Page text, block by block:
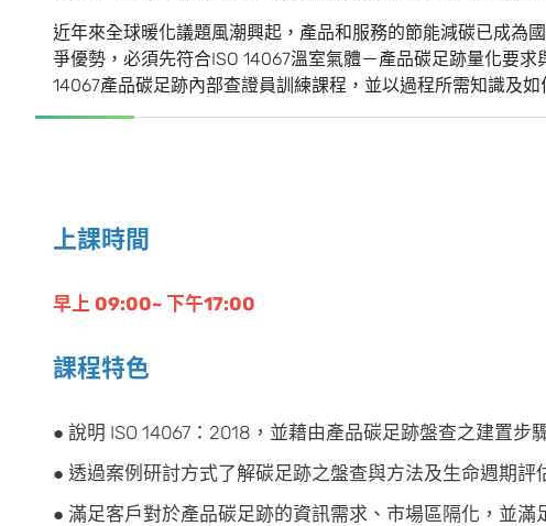
近年來全球暖化議題風潮興起，產品和服務的節能減碳已成為
爭優勢，必須先符合ISO 14067溫室氣體－產品碳足跡量化要
14067產品碳足跡內部查證員訓練課程，並以過程所需知識及
上課時間
早上 09:00~ 下午17:00
課程特色
● 說明 ISO 14067：2018，並藉由產品碳足跡盤查之建置步
● 透過案例研討方式了解碳足跡之盤查與方法及生命週期評
● 滿足客戶對於產品碳足跡的資訊需求、市場區隔化，並滿